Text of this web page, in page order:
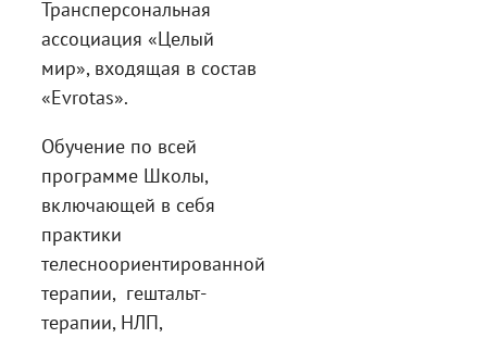
Трансперсональная
ассоциация «Целый
мир», входящая в состав
«Evrotas».
Обучение по всей
программе Школы,
включающей в себя
практики
телесноориентированной
терапии, гештальт-
терапии, НЛП,